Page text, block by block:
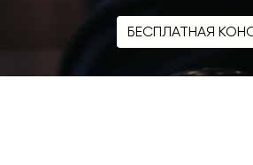
БЕСПЛАТНАЯ